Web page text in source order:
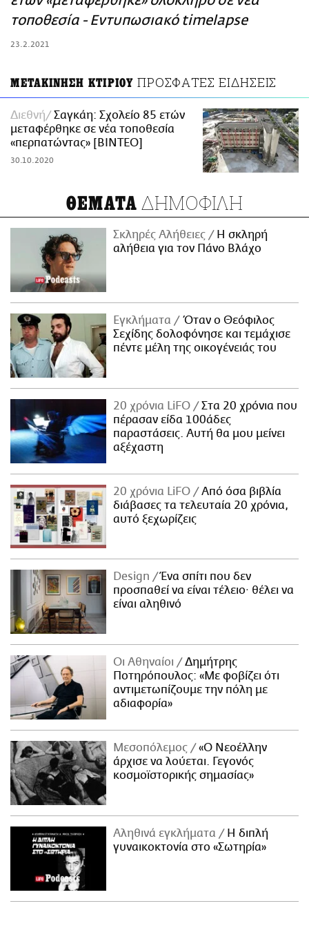
ΑΜΠΑ
τοποθεσία - Εντυπωσιακό timelapse
23.2.2021
ΜΕΤΑΚΙΝΗΣΗ ΚΤΙΡΙΟΥ ΠΡΟΣΦΑΤΕΣ ΕΙΔΗΣΕΙΣ
Διεθνή
Σαγκάη: Σχολείο 85 ετών
μεταφέρθηκε σε νέα τοποθεσία
«περπατώντας» [ΒΙΝΤΕΟ]
30.10.2020
ΘΕΜΑΤΑ ΔΗΜΟΦΙΛΗ
Σκληρές Αλήθειες
H σκληρή
αλήθεια για τον Πάνο Βλάχο
Εγκλήματα
Όταν ο Θεόφιλος
Σεχίδης δολοφόνησε και τεμάχισε
πέντε μέλη της οικογένειάς του
20 χρόνια LiFO
Στα 20 χρόνια που
πέρασαν είδα 100άδες
παραστάσεις. Αυτή θα μου μείνει
αξέχαστη
20 χρόνια LiFO
Από όσα βιβλία
διάβασες τα τελευταία 20 χρόνια,
αυτό ξεχωρίζεις
Design
Ένα σπίτι που δεν
προσπαθεί να είναι τέλειο· θέλει να
είναι αληθινό
Οι Αθηναίοι
Δημήτρης
Ποτηρόπουλος: «Με φοβίζει ότι
αντιμετωπίζουμε την πόλη με
αδιαφορία»
Μεσοπόλεμος
«Ο Νεοέλλην
άρχισε να λούεται. Γεγονός
κοσμοϊστορικής σημασίας»
Αληθινά εγκλήματα
Η διπλή
γυναικοκτονία στο «Σωτηρία»